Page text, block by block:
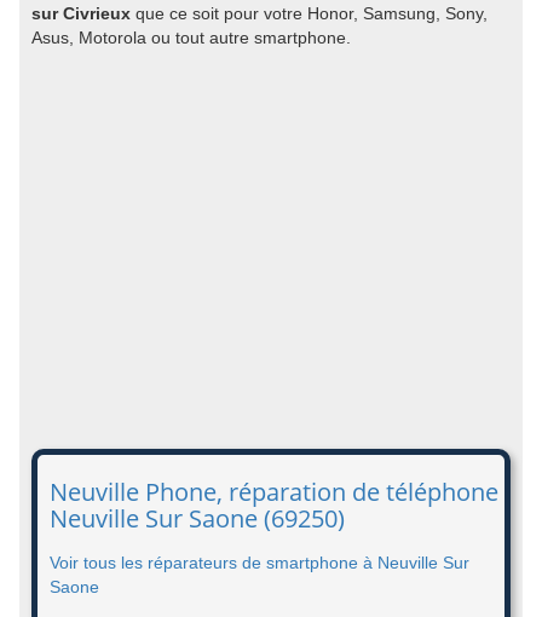
sur Civrieux que ce soit pour votre Honor, Samsung, Sony,
Asus, Motorola ou tout autre smartphone.
Neuville Phone, réparation de téléphone
Neuville Sur Saone (69250)
Voir tous les réparateurs de smartphone à Neuville Sur
Saone